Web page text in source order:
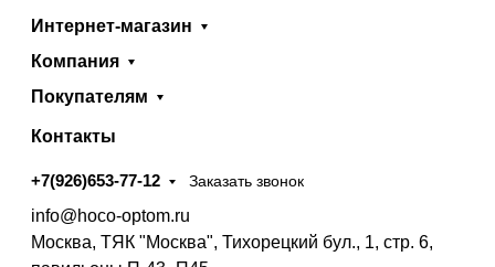
Интернет-магазин
Компания
Покупателям
Контакты
+7(926)653-77-12 Заказать звонок
info@hoco-optom.ru
Москва, ТЯК "Москва", Тихорецкий бул., 1, стр. 6,